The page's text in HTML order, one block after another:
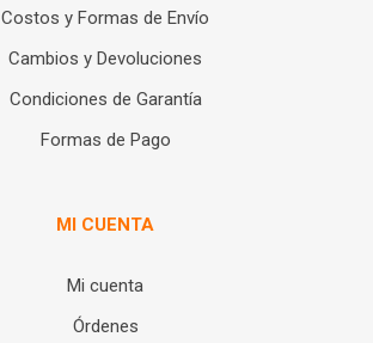
Costos y Formas de Envío
Cambios y Devoluciones
Condiciones de Garantía
Formas de Pago
MI CUENTA
Mi cuenta
Órdenes